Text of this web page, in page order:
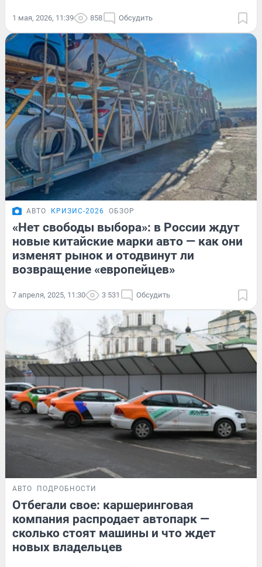
1 мая, 2026, 11:39 858 Обсудить
АВТО КРИЗИС-2026 ОБЗОР
«Нет свободы выбора»: в России ждут
новые китайские марки авто — как они
изменят рынок и отодвинут ли
возвращение «европейцев»
7 апреля, 2025, 11:30 3 531 Обсудить
АВТО ПОДРОБНОСТИ
Отбегали свое: каршеринговая
компания распродает автопарк —
сколько стоят машины и что ждет
новых владельцев